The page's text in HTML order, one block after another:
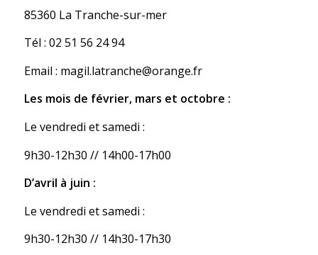
85360 La Tranche-sur-mer
Tél : 02 51 56 24 94
Email : magil.latranche@orange.fr
Les mois de février, mars et octobre :
Le vendredi et samedi :
9h30-12h30 // 14h00-17h00
D’avril à juin :
Le vendredi et samedi :
9h30-12h30 // 14h30-17h30